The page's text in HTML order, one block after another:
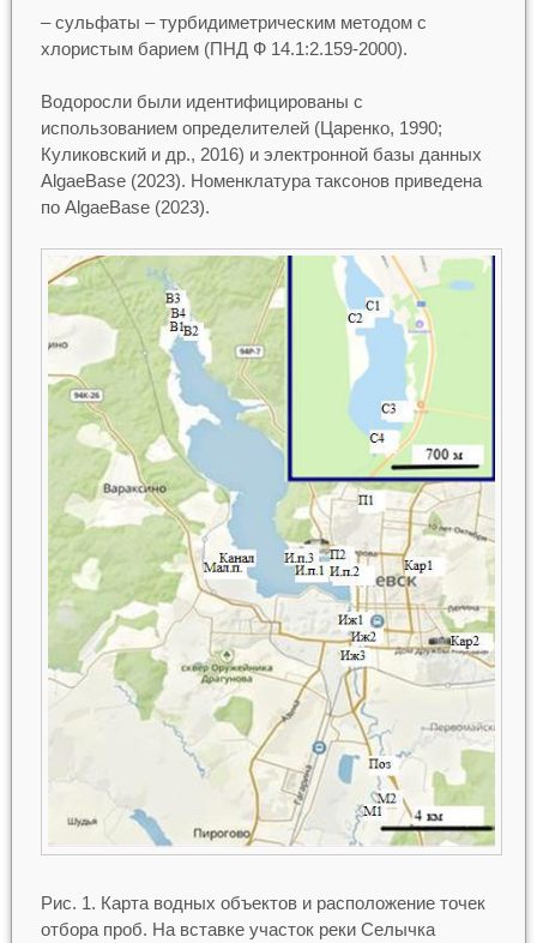
– сульфаты – турбидиметрическим методом с
хлористым барием (ПНД Ф 14.1:2.159-2000).
Водоросли были идентифицированы с
использованием определителей (Царенко, 1990;
Куликовский и др., 2016) и электронной базы данных
AlgaeBase (2023). Номенклатура таксонов приведена
по AlgaeBase (2023).
Рис. 1. Карта водных объектов и расположение точек
отбора проб. На вставке участок реки Селычка